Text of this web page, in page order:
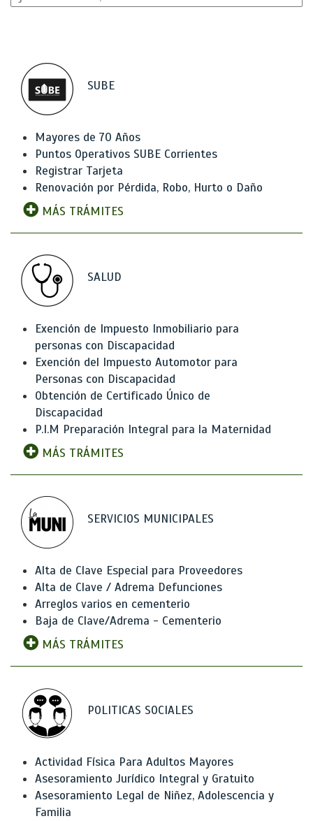
SUBE
Mayores de 70 Años
Puntos Operativos SUBE Corrientes
Registrar Tarjeta
Renovación por Pérdida, Robo, Hurto o Daño
MÁS TRÁMITES
SALUD
Exención de Impuesto Inmobiliario para
personas con Discapacidad
Exención del Impuesto Automotor para
Personas con Discapacidad
Obtención de Certificado Único de
Discapacidad
P.I.M Preparación Integral para la Maternidad
MÁS TRÁMITES
SERVICIOS MUNICIPALES
Alta de Clave Especial para Proveedores
Alta de Clave / Adrema Defunciones
Arreglos varios en cementerio
Baja de Clave/Adrema - Cementerio
MÁS TRÁMITES
POLITICAS SOCIALES
Actividad Física Para Adultos Mayores
Asesoramiento Jurídico Integral y Gratuito
Asesoramiento Legal de Niñez, Adolescencia y
Familia